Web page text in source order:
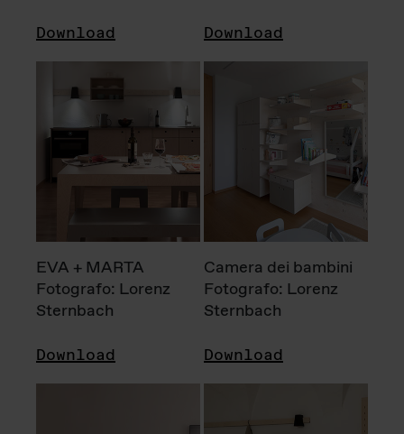
Download Download
EVA + MARTA
Fotografo: Lorenz
Sternbach
Download
Camera dei bambini
Fotografo: Lorenz
Sternbach
Download